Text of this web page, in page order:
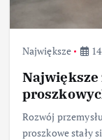
Największe
Rozwój
proszkowe stały